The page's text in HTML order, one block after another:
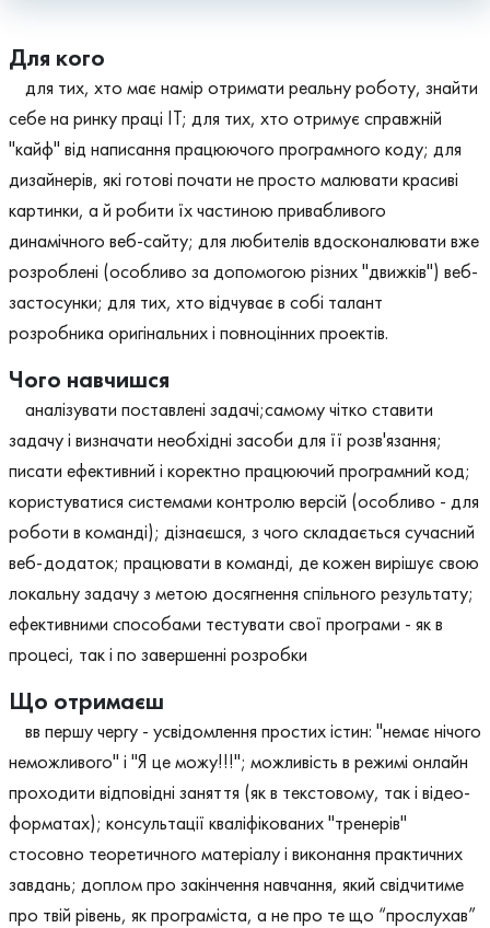
Для кого
для тих, хто має намір отримати реальну роботу, знайти
себе на ринку праці ІТ; для тих, хто отримує справжній
"кайф" від написання працюючого програмного коду; для
дизайнерів, які готові почати не просто малювати красиві
картинки, а й робити їх частиною привабливого
динамічного веб-сайту; для любителів вдосконалювати вже
розроблені (особливо за допомогою різних "движків") веб-
застосунки; для тих, хто відчуває в собі талант
розробника оригінальних і повноцінних проектів.
Чого навчишся
аналізувати поставлені задачі;самому чітко ставити
задачу і визначати необхідні засоби для її розв'язання;
писати ефективний і коректно працюючий програмний код;
користуватися системами контролю версій (особливо - для
роботи в команді); дізнаєшся, з чого складається сучасний
веб-додаток; працювати в команді, де кожен вирішує свою
локальну задачу з метою досягнення спільного результату;
ефективними способами тестувати свої програми - як в
процесі, так і по завершенні розробки
Що отримаєш
вв першу чергу - усвідомлення простих істин: "немає нічого
неможливого" і "Я це можу!!!"; можливість в режимі онлайн
проходити відповідні заняття (як в текстовому, так і відео-
форматах); консультації кваліфікованих "тренерів"
стосовно теоретичного матеріалу і виконання практичних
завдань; доплом про закінчення навчання, який свідчитиме
про твій рівень, як програміста, а не про те що “прослухав”